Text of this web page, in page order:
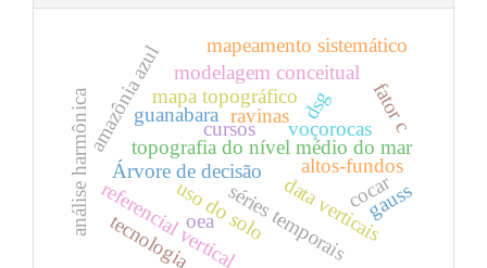
data verticais
topografia do nível médio do mar
amazônia azul voçorocas
ravinas
uso do solo
Árvore de decisão
mapa topográfico
modelagem conceitual
análise harmônicareferencial verticalséries temporais
altos-fundos
mapeamento sistemático
cocar
dsg fator c
gauss
tecnologiaoea
cursos
guanabara